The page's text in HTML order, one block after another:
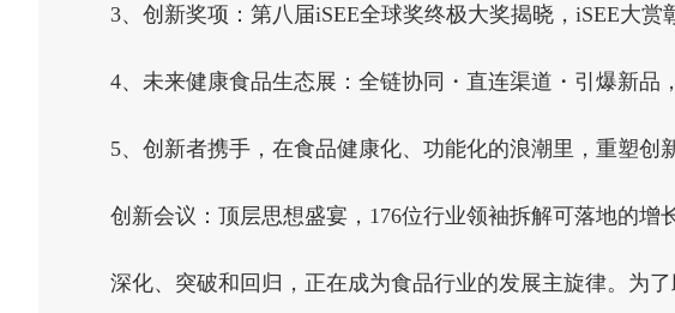
3、创新奖项：第八届iSEE全球奖终极大奖揭晓，iSEE大赏
4、未来健康食品生态展：全链协同・直连渠道・引爆新品
5、创新者携手，在食品健康化、功能化的浪潮里，重塑创
创新会议：顶层思想盛宴，176位行业领袖拆解可落地的增
深化、突破和回归，正在成为食品行业的发展主旋律。为